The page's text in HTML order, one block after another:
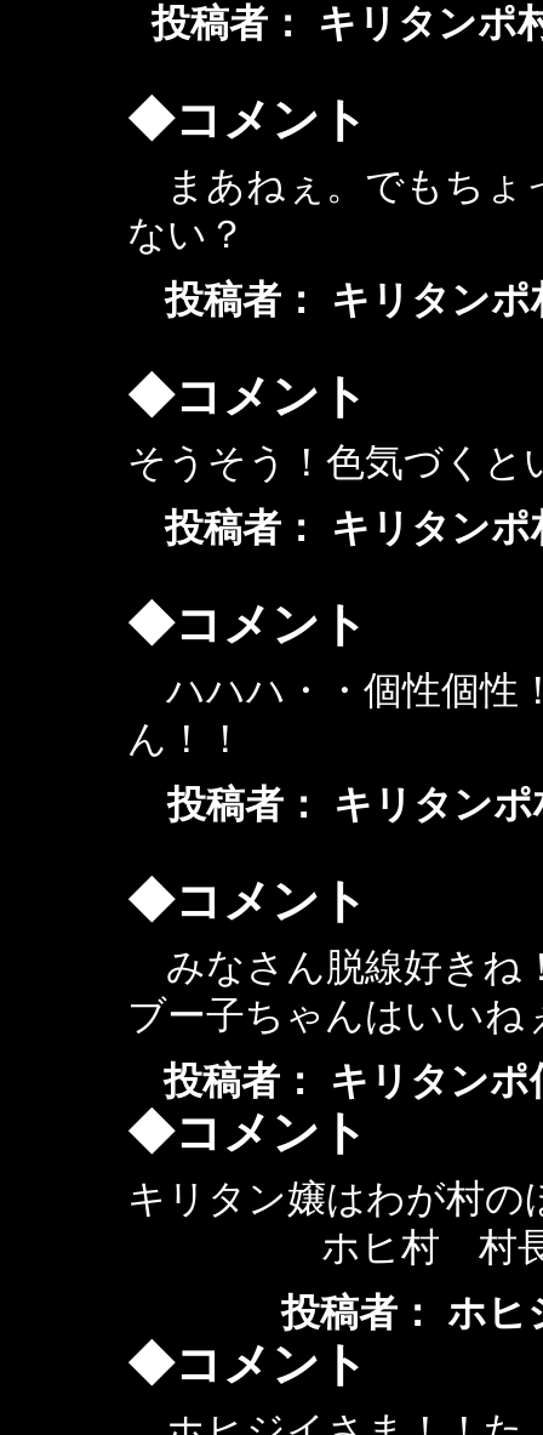
投稿者： キリタンポ
◆コメント
まあねぇ。でもちょ
ない？
投稿者： キリタン
◆コメント
そうそう！色気づく
投稿者： キリタン
◆コメント
ハハハ・・個性個性
ん！！
投稿者： キリタン
◆コメント
みなさん脱線好きね
ブー子ちゃんはいいね
投稿者： キリタン
◆コメント
キリタン嬢はわが村の
ホヒ村 村
投稿者： ホ
◆コメント